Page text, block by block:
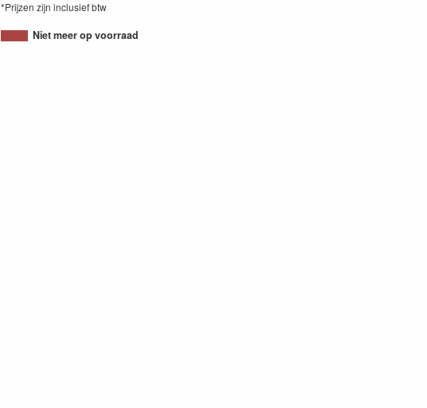
*Prijzen zijn inclusief btw
Niet meer op voorraad